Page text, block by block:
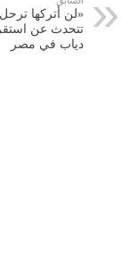
«لن أتركها
تتحدث عن
دياب في مصر